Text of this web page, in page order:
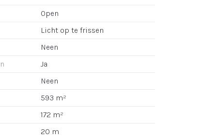
Open
Licht op te frissen
Neen
Ja
Neen
593 m²
172 m²
20 m